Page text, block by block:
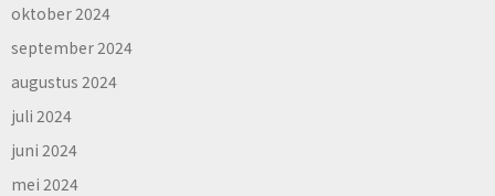
oktober 2024
september 2024
augustus 2024
juli 2024
juni 2024
mei 2024